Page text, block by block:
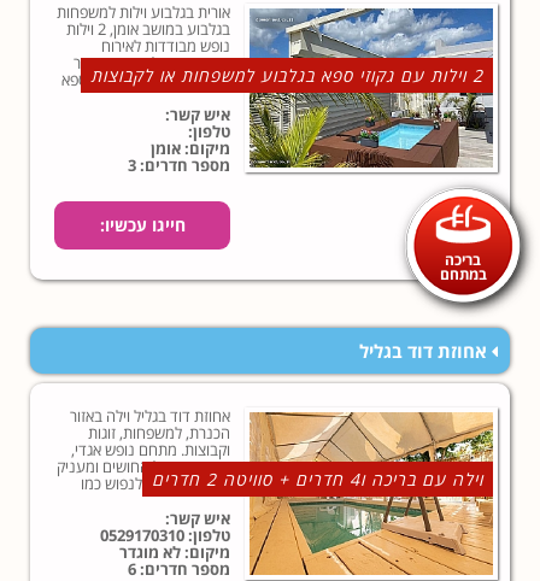
2 וילות עם גקוזי ספא בגלבוע למשפחות או לקבוצות
בריכה
במתחם
אורית בגלבוע וילות למשפחות
בגלבוע במושב אומן, 2 וילות
נופש מבודדות לאירוח
משפחות או לקבוצות באזור
עפולה בגלבוע עם גקוזי ספא
זרמים מפנק בחצר פרטית
הפונה לשדות פתוחים...
איש קשר:
טלפון:
מיקום: אומן
מספר חדרים: 3
חייגו עכשיו:
אחוזת דוד בגליל
וילה עם בריכה ו4 חדרים + סוויטה 2 חדרים
אחוזת דוד בגליל וילה באזור
הכנרת, למשפחות, זוגות
וקבוצות. מתחם נופש אגדי,
מעורר את כל החושים ומעניק
לכם את הזכות לנפוש כמו
שחלמתם כל השנה.במתחם
חדרים ועוד סוויטה צמודה
עם 2 חדרים
איש קשר:
טלפון:0529170310
מיקום: לא מוגדר
מספר חדרים: 6